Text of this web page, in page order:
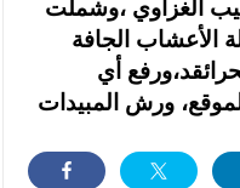
الغزاوي ،وشملت
الأعشاب الجافة
أي
ورش المبيدات